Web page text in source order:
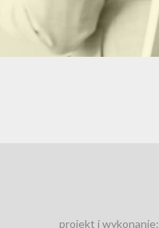
projekt i wykonanie: